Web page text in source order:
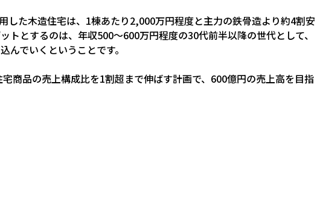
した木造住宅は、1棟あたり2,000万円程度と主力の鉄骨造より約4割安
トとするのは、年収500～600万円程度の30代前半以降の世代として、
んでいくということです。
商品の売上構成比を1割超まで伸ばす計画で、600億円の売上高を目指